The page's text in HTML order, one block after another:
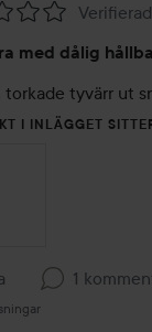
med dålig
torkade tyvärr ut
I INLÄGGET
1